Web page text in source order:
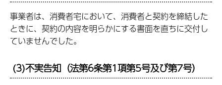
事業者は、消費者宅において、消費者と契約を締結した
ときに、契約の内容を明らかにする書面を直ちに交付し
ていませんでした。
(3)不実告知（法第6条第1項第5号及び第7号）